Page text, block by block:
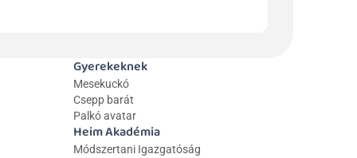
Gyerekeknek
Mesekuckó
Csepp barát
Palkó avatar
Heim Akadémia
Módszertani Igazgatóság